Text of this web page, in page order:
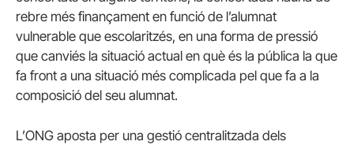
rebre més finançament en funció de l’alumnat
vulnerable que escolaritzés, en una forma de pressió
que canviés la situació actual en què és la pública la que
fa front a una situació més complicada pel que fa a la
composició del seu alumnat.
L’ONG aposta per una gestió centralitzada dels